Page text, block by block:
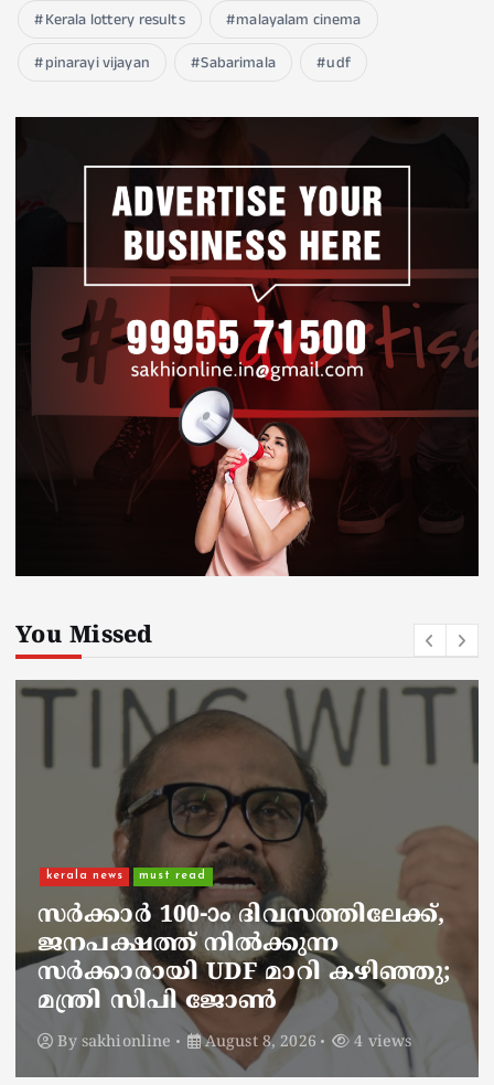
Kerala lottery results
malayalam cinema
pinarayi vijayan
Sabarimala udf
You Missed
must read
നാടെങ്ങും പൊലീസ് തിരയുന്നു,
ചായകുടിക്കാൻ എടപ്പാളിലെത്തി
അർജുൻ ആയങ്കി;
സഞ്ചരിക്കുന്നത് വാഹനങ്ങൾ
മാറ്റി
By sakhionline August 8, 2026 6 views